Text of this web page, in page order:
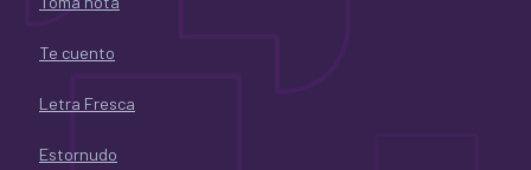
Te cuento
Letra Fresca
Estornudo